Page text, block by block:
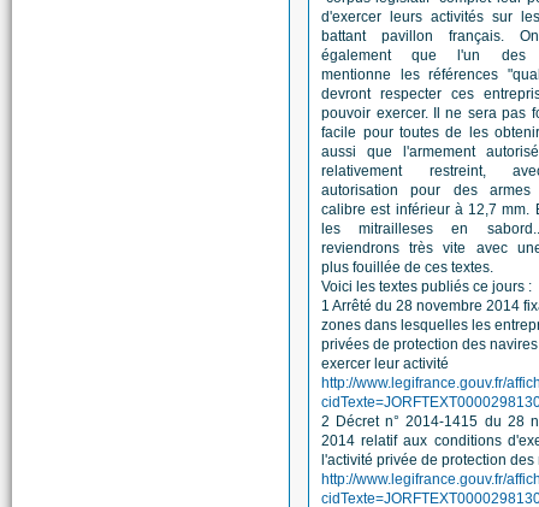
d'exercer leurs activités sur
battant pavillon français.
également que l'un des
mentionne les références
devront respecter ces
pouvoir exercer. Il ne sera pas
facile pour toutes de les
aussi que l'armement
relativement restreint,
autorisation pour des
calibre est inférieur à 12,7 mm.
les mitrailleses en
reviendrons très vite avec
plus fouillée de ces textes.
Voici les textes publiés ce jours :
1 Arrêté du 28 novembre 2014
zones dans lesquelles les
privées de protection des
exercer leur activité
http://www.legifrance.gouv.fr/
2 Décret n° 2014-1415 du 28
2014 relatif aux conditions
l'activité privée de protection des
http://www.legifrance.gouv.fr/